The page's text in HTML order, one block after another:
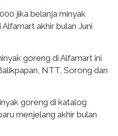
jika belanja minyak
akhir bulan Juni
goreng di Alfamart ini
NTT, Sorong dan
goreng di katalog
menjelang akhir bulan